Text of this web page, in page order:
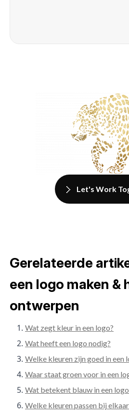
Let's Work
Gerelateerde
een logo maken &
ontwerpen
Wat zegt kleur in een logo?
Wat heeft een logo nodig?
Welke kleuren zijn goed in een
Waar staat groen voor in een
Wat betekent blauw in een
Welke kleuren passen bij